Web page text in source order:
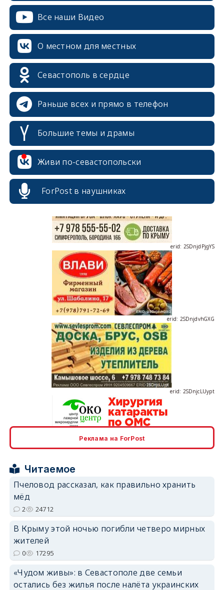
Все наши Видео
О местном для местных
Севастополь в сердце
Раньше всех и прямо в телефон
Большие темы и драмы
Живи по-севастопольски
ForPost в наушниках
erid: 2SDnjcrDNw6
erid: 2SDnjdPjgYS
erid: 2SDnjdvhGXG
erid: 2SDnjdvhGXG
Реклама на ForPost
Читаемое
Пчеловод рассказал, как правильно хранить
мёд
2 24712
В Крыму этой ночью погибли четверо мирных
жителей
0 17295
«Чудом живы»: в Севастополе две семьи
остались без жилья после налёта украинских